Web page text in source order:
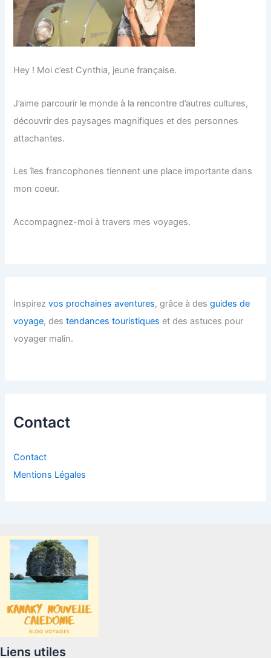
Hey ! Moi c’est Cynthia, jeune française.
J’aime parcourir le monde à la rencontre d’autres cultures,
découvrir des paysages magnifiques et des personnes
attachantes.
Les îles francophones tiennent une place importante dans
mon coeur.
Accompagnez-moi à travers mes voyages.
Inspirezvos prochaines aventures, grâce à desguides de
voyage, destendances touristiques et des astuces pour
voyager malin.
Contact
Contact
Mentions Légales
Liens utiles